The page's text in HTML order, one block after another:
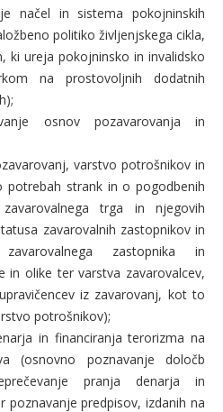
načel in sistema pokojninskih
politiko življenjskega cikla,
ki ureja pokojninsko in invalidsko
na prostovoljnih dodatnih
osnov pozavarovanja in
varstvo potrošnikov in
potrebah strank in o pogodbenih
trga in njegovih
zavarovalnih zastopnikov in
zastopnika in
in olike ter varstva zavarovalcev,
iz zavarovanj, kot to
potrošnikov);
in financiranja terorizma na
(osnovno poznavanje določb
pranja denarja in
poznavanje predpisov, izdanih na